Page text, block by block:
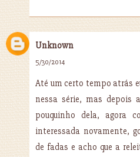
Unknown
5/30/2014
Até um certo tempo atrás
nessa série, mas depois
pouquinho dela, agora
interessada novamente,
de fadas e acho que a